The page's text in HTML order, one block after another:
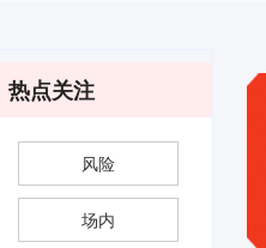
热点关注
风险
场内